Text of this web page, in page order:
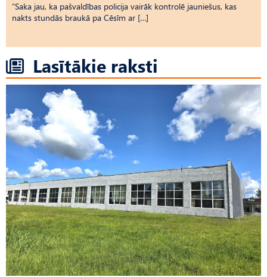
“Saka jau, ka pašvaldības policija vairāk kontrolē jauniešus, kas
nakts stundās braukā pa Cēsīm ar […]
Lasītākie raksti